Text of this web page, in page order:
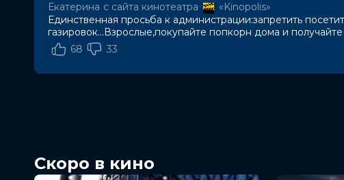
Екатерина с сайта кинотеатра «Kinopolis»
Единственная просьба к администрации:запретить
газировок...Взрослые,покупайте попкорн дома и
68
33
Скоро в кино